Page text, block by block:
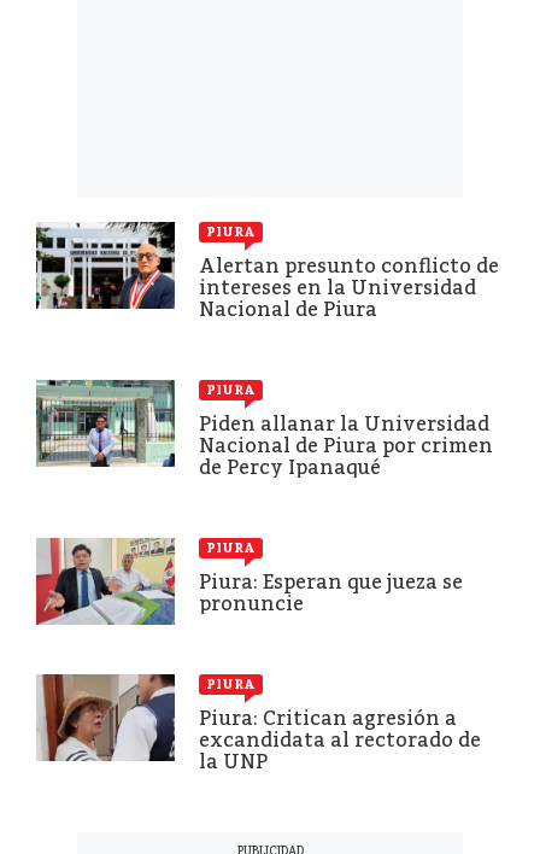
PIURA
Alertan presunto conflicto de
intereses en la Universidad
Nacional de Piura
PIURA
Piden allanar la Universidad
Nacional de Piura por crimen
de Percy Ipanaqué
PIURA
Piura: Esperan que jueza se
pronuncie
PIURA
Piura: Critican agresión a
excandidata al rectorado de
la UNP